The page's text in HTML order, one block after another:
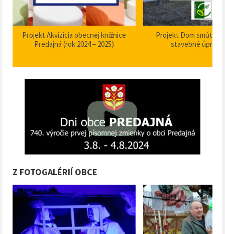
Projekt Akvizícia obecnej knižnice
Predajná (rok 2024 – 2025)
Projekt Dom smútku
stavebné úpravy
Z FOTOGALÉRIÍ OBCE